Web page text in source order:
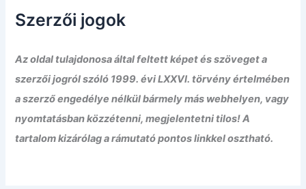
Szerzői jogok
Az oldal tulajdonosa által feltett képet és szöveget a
szerzői jogról szóló 1999. évi LXXVI. törvény értelmében
a szerző engedélye nélkül bármely más webhelyen, vagy
nyomtatásban közzétenni, megjelentetni tilos! A
tartalom kizárólag a rámutató pontos linkkel osztható.